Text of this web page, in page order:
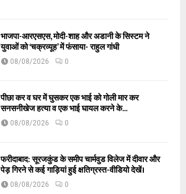
भाजपा-आरएसएस, मोदी-शाह और अडानी के सिस्टम ने
युवाओं को ‘चक्रव्यूह’ में फंसाया- राहुल गांधी
08/08/2026 0
पीछा कर व घर में घुसकर एक भाई को गोली मार कर
सनसनीखेज हत्या व एक भाई घायल करने के...
08/08/2026 0
फरीदाबाद: सूरजकुंड के समीप चार्मवुड विलेज में दीवार और
पेड़ गिरने से कई गाड़ियां हुई क्षतिग्रस्त-वीडियो देखें।
08/08/2026 0